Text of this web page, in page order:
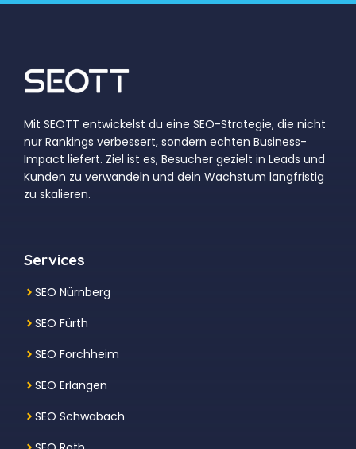
Mit SEOTT entwickelst du eine SEO-Strategie, die nicht
nur Rankings verbessert, sondern echten Business-
Impact liefert. Ziel ist es, Besucher gezielt in Leads und
Kunden zu verwandeln und dein Wachstum langfristig
zu skalieren.
Services
SEO Nürnberg
SEO Fürth
SEO Forchheim
SEO Erlangen
SEO Schwabach